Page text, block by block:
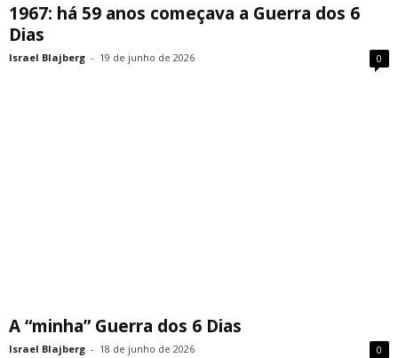
1967: há 59 anos começava a Guerra dos 6
Dias
Israel Blajberg - 19 de junho de 2026 0
A “minha” Guerra dos 6 Dias
Israel Blajberg - 18 de junho de 2026 0